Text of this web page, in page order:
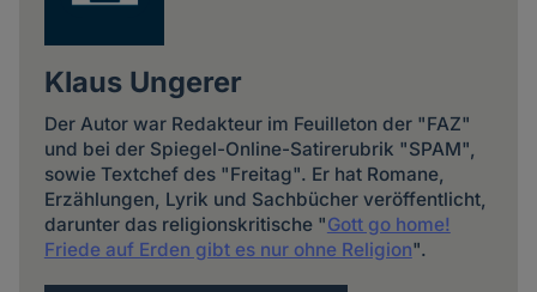
Klaus Ungerer
Der Autor war Redakteur im Feuilleton der "FAZ"
und bei der Spiegel-Online-Satirerubrik "SPAM",
sowie Textchef des "Freitag". Er hat Romane,
Erzählungen, Lyrik und Sachbücher veröffentlicht,
darunter das religionskritische "Gott go home!
Friede auf Erden gibt es nur ohne Religion".